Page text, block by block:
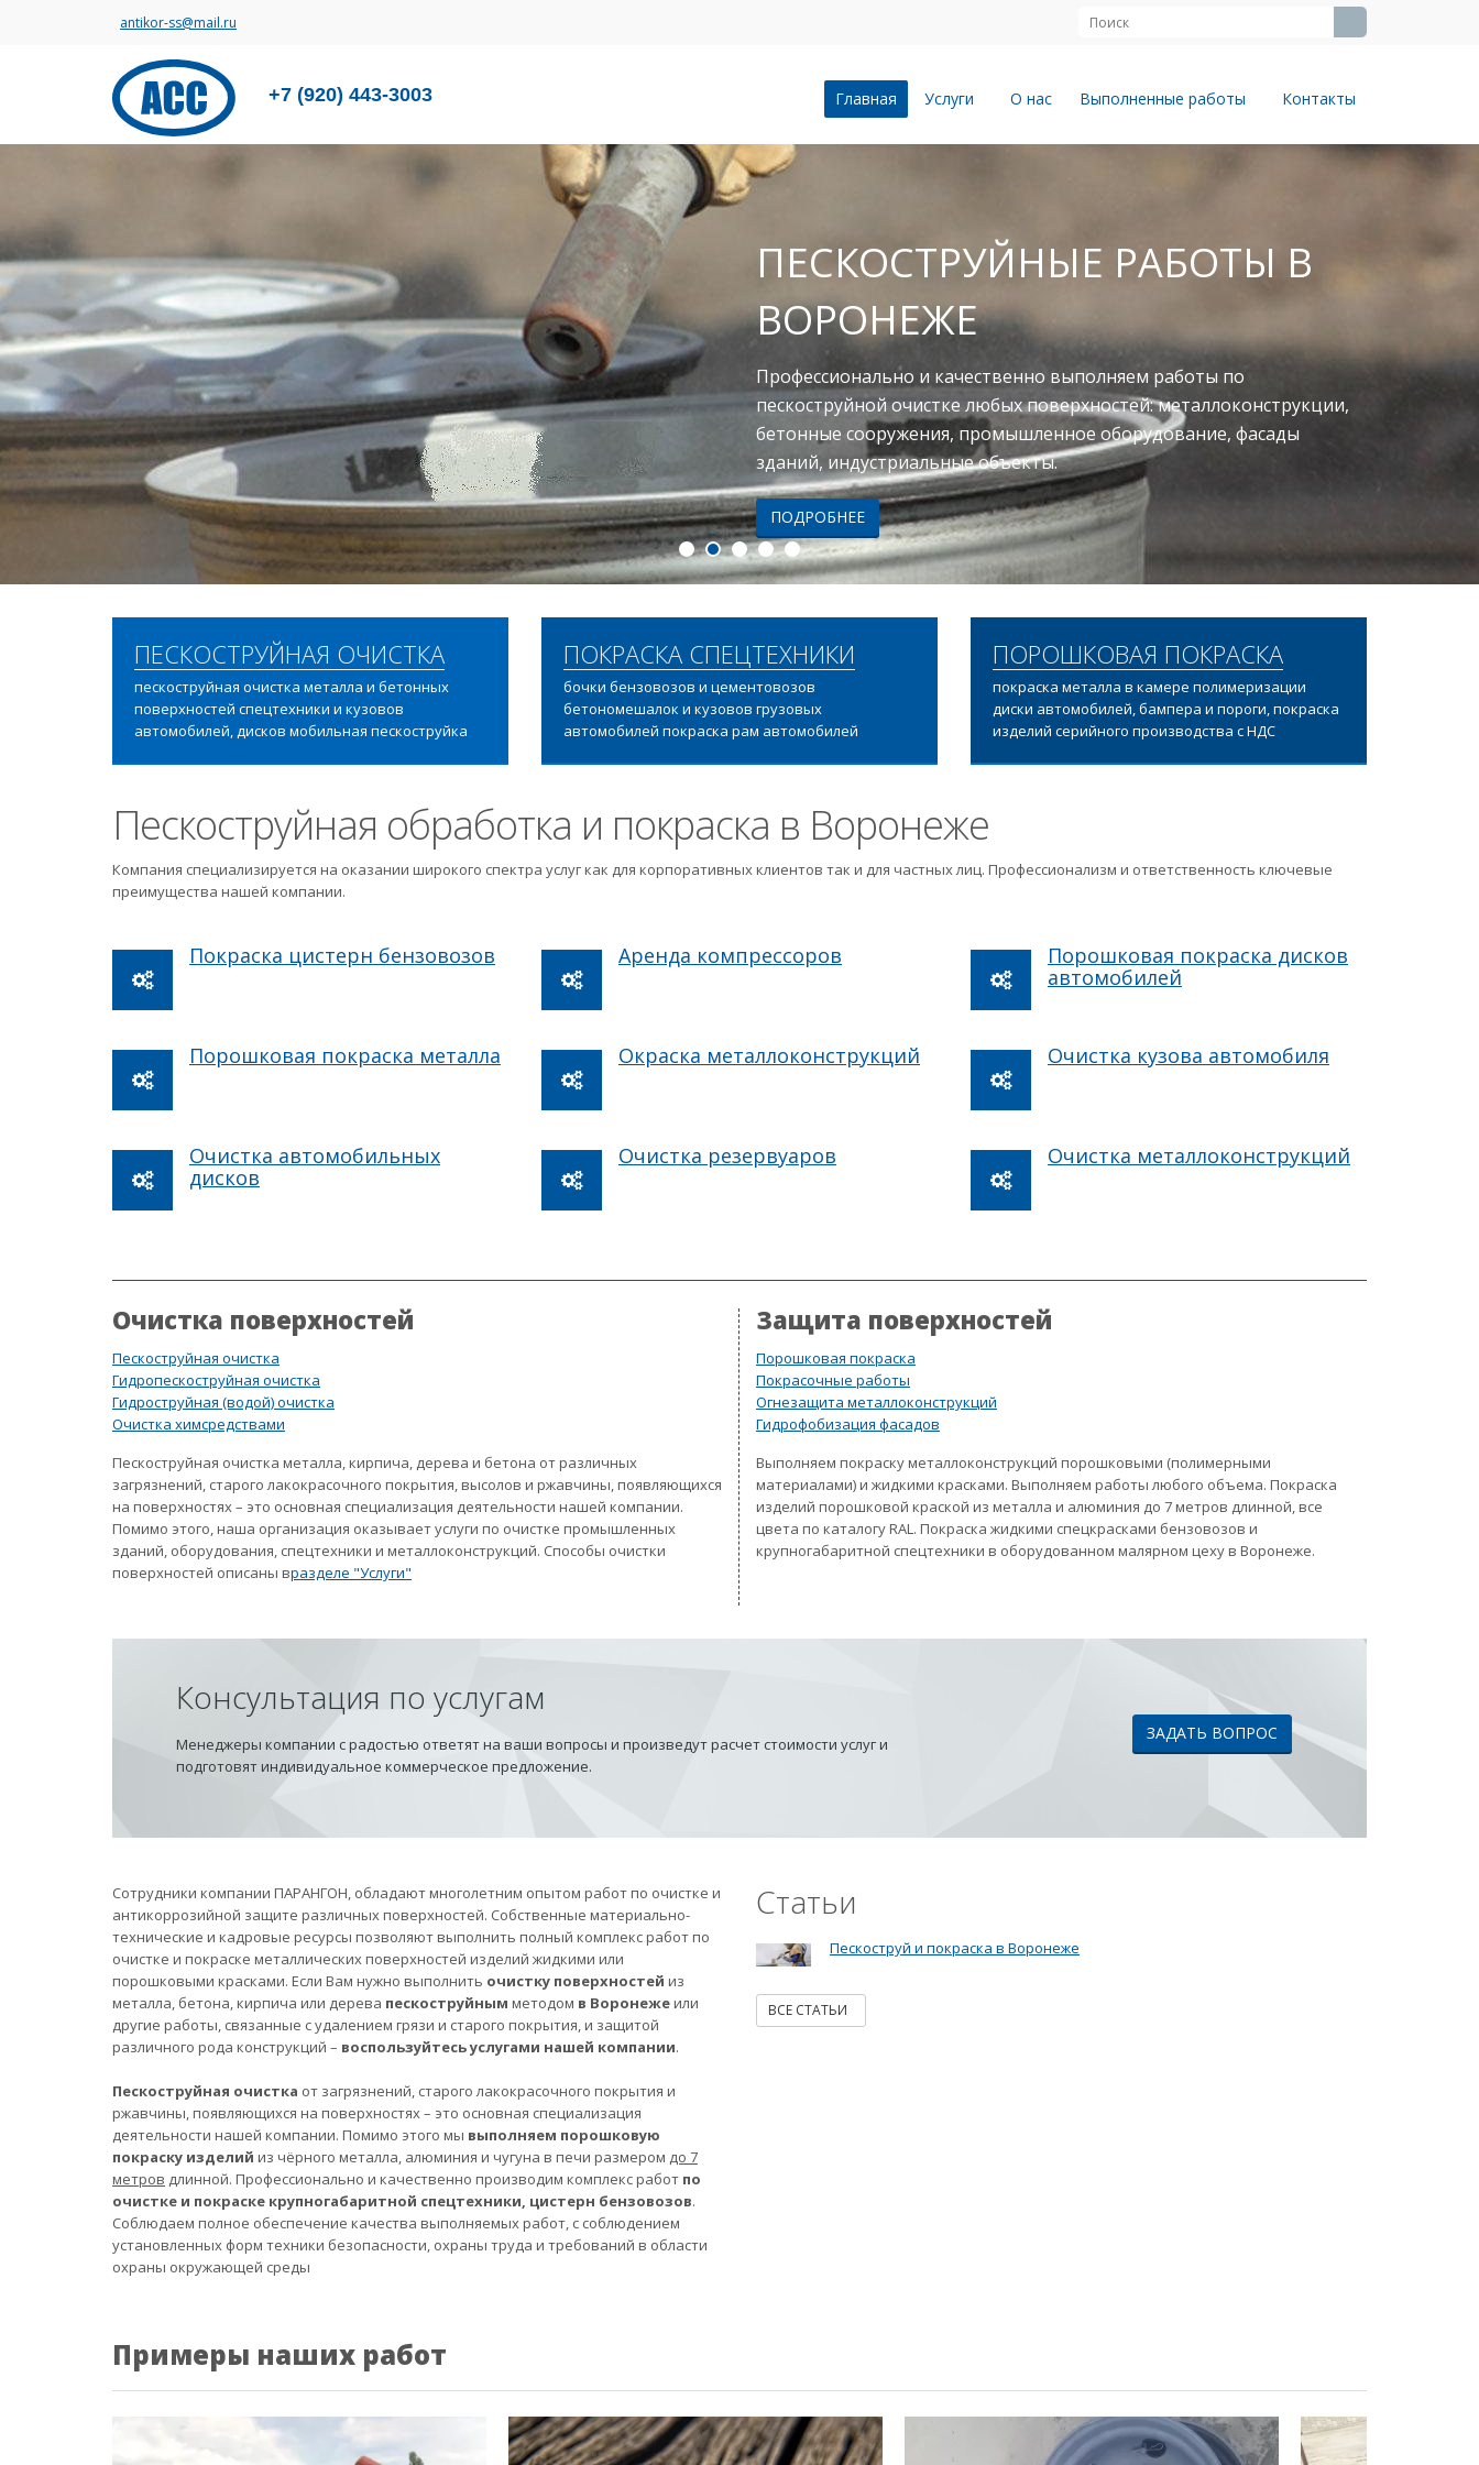
antikor-ss@mail.ru
+7 (920) 443-3003 Главная Услуги О нас Выполненные работы Контакты
ПЕСКОСТРУЙНЫЕ РАБОТЫ В
ВОРОНЕЖЕ
Профессионально и качественно выполняем работы по
пескоструйной очистке любых поверхностей: металлоконструкции,
бетонные сооружения, промышленное оборудование, фасады
зданий, индустриальные объекты.
ПОДРОБНЕЕ
ПЕСКОСТРУЙНАЯ ОЧИСТКА
пескоструйная очистка металла и бетонных
поверхностей спецтехники и кузовов
автомобилей, дисков мобильная пескоструйка
ПОКРАСКА СПЕЦТЕХНИКИ
бочки бензовозов и цементовозов
бетономешалок и кузовов грузовых
автомобилей покраска рам автомобилей
ПОРОШКОВАЯ ПОКРАСКА
покраска металла в камере полимеризации
диски автомобилей, бампера и пороги, покраска
изделий серийного производства с НДС
Пескоструйная обработка и покраска в Воронеже
Компания специализируется на оказании широкого спектра услуг как для корпоративных клиентов так и для частных лиц. Профессионализм и ответственность ключевые
преимущества нашей компании.
Покраска цистерн бензовозов Аренда компрессоров
Порошковая покраска дисков
автомобилей
Порошковая покраска металла Окраска металлоконструкций Очистка кузова автомобиля
Очистка автомобильных
дисков
Очистка резервуаров Очистка металлоконструкций
Очистка поверхностей
Пескоструйная очистка
Гидропескоструйная очистка
Гидроструйная (водой) очистка
Очистка химсредствами
Пескоструйная очистка металла, кирпича, дерева и бетона от различных
загрязнений, старого лакокрасочного покрытия, высолов и ржавчины, появляющихся
на поверхностях – это основная специализация деятельности нашей компании.
Помимо этого, наша организация оказывает услуги по очистке промышленных
зданий, оборудования, спецтехники и металлоконструкций. Способы очистки
поверхностей описаны вразделе "Услуги"
Защита поверхностей
Порошковая покраска
Покрасочные работы
Огнезащита металлоконструкций
Гидрофобизация фасадов
Выполняем покраску металлоконструкций порошковыми (полимерными
материалами) и жидкими красками. Выполняем работы любого объема. Покраска
изделий порошковой краской из металла и алюминия до 7 метров длинной, все
цвета по каталогу RAL. Покраска жидкими спецкрасками бензовозов и
крупногабаритной спецтехники в оборудованном малярном цеху в Воронеже.
Консультация по услугам
Менеджеры компании с радостью ответят на ваши вопросы и произведут расчет стоимости услуг и
подготовят индивидуальное коммерческое предложение.
ЗАДАТЬ ВОПРОС
Сотрудники компании ПАРАНГОН, обладают многолетним опытом работ по очистке и
антикоррозийной защите различных поверхностей. Собственные материально-
технические и кадровые ресурсы позволяют выполнить полный комплекс работ по
очистке и покраске металлических поверхностей изделий жидкими или
порошковыми красками. Если Вам нужно выполнить очистку поверхностей из
металла, бетона, кирпича или дерева пескоструйным методом в Воронежеили
другие работы, связанные с удалением грязи и старого покрытия, и защитой
различного рода конструкций – воспользуйтесь услугами нашей компании.
Пескоструйная очистка от загрязнений, старого лакокрасочного покрытия и
ржавчины, появляющихся на поверхностях – это основная специализация
деятельности нашей компании. Помимо этого мы выполняем порошковую
покраску изделий из чёрного металла, алюминия и чугуна в печи размером до 7
метров длинной. Профессионально и качественно производим комплекс работ по
очистке и покраске крупногабаритной спецтехники, цистерн бензовозов.
Соблюдаем полное обеспечение качества выполняемых работ, с соблюдением
установленных форм техники безопасности, охраны труда и требований в области
охраны окружающей среды
Статьи
Пескоструй и покраска в Воронеже
ВСЕ СТАТЬИ
Примеры наших работ